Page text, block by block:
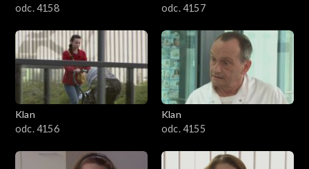
odc. 4158
odc. 4157
Klan
odc. 4156
Klan
odc. 4155